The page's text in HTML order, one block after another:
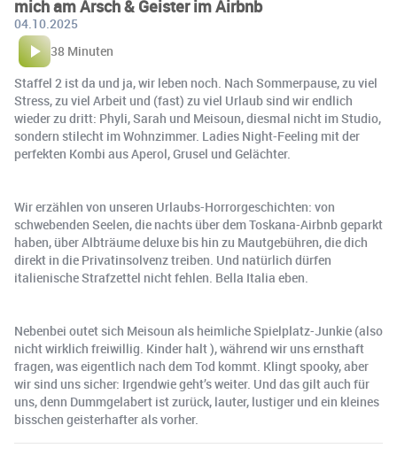
mich am Arsch & Geister im Airbnb
04.10.2025
38 Minuten
Staffel 2 ist da und ja, wir leben noch. Nach Sommerpause, zu viel
Stress, zu viel Arbeit und (fast) zu viel Urlaub sind wir endlich
wieder zu dritt: Phyli, Sarah und Meisoun, diesmal nicht im Studio,
sondern stilecht im Wohnzimmer. Ladies Night-Feeling mit der
perfekten Kombi aus Aperol, Grusel und Gelächter.
Wir erzählen von unseren Urlaubs-Horrorgeschichten: von
schwebenden Seelen, die nachts über dem Toskana-Airbnb geparkt
haben, über Albträume deluxe bis hin zu Mautgebühren, die dich
direkt in die Privatinsolvenz treiben. Und natürlich dürfen
italienische Strafzettel nicht fehlen. Bella Italia eben.
Nebenbei outet sich Meisoun als heimliche Spielplatz-Junkie (also
nicht wirklich freiwillig. Kinder halt ), während wir uns ernsthaft
fragen, was eigentlich nach dem Tod kommt. Klingt spooky, aber
wir sind uns sicher: Irgendwie geht’s weiter. Und das gilt auch für
uns, denn Dummgelabert ist zurück, lauter, lustiger und ein kleines
bisschen geisterhafter als vorher.